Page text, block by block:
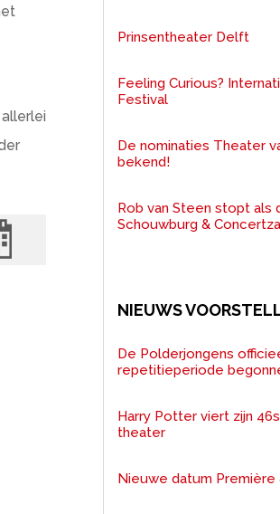
Prinsentheater Delft
Feeling Curious?
Festival
De nominaties Theater
bekend!
Rob van Steen stopt als
Schouwburg &
NIEUWS
De Polderjongens
repetitieperiode
Harry Potter viert zijn
theater
Nieuwe datum Première